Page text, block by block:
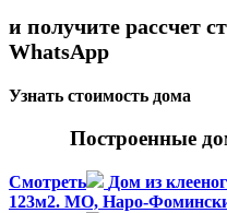
и получите рассчет
WhatsApp
Узнать стоимость дома
Построенные
Смотреть
Дом из
123м2. МО, Наро-